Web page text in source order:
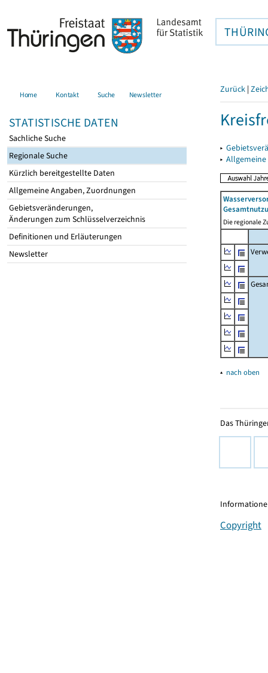
Home Kontakt Suche Newsletter
STATISTISCHE DATEN
Sachliche Suche
Regionale Suche
Kürzlich bereitgestellte Daten
Allgemeine Angaben, Zuordnungen
Gebietsveränderungen,
Änderungen zum Schlüsselverzeichnis
Definitionen und Erläuterungen
Newsletter
Zurück |
▸
▸
Die regionale
▴ nach oben
Das
Copyright